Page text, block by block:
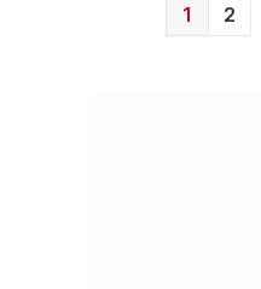
1 2